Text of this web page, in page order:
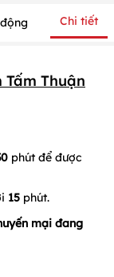
Chi tiết
Thuận
phút để được
15 phút.
mại đang